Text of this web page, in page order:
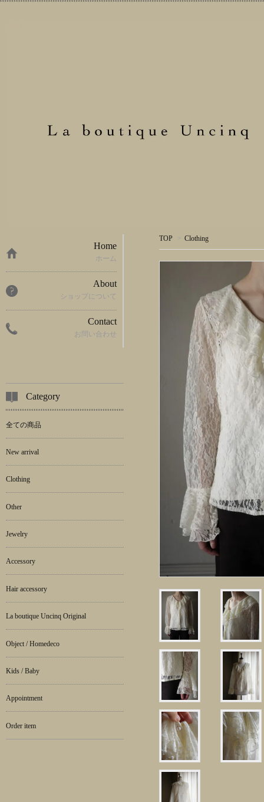
TOP > Clothing
Home
ホーム
About
ショップについて
Contact
お問い合わせ
Category
全ての商品
New arrival
Clothing
Other
Jewelry
Accessory
Hair accessory
La boutique Uncinq Original
Object / Homedeco
Kids / Baby
Appointment
Order item